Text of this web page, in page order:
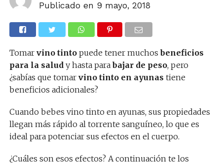
Publicado en 9 mayo, 2018
Tomar vino tintopuede tener muchosbeneficios
para la saludy hasta parabajar de peso, pero
¿sabías que tomarvino tinto en ayunas tiene
beneficios adicionales?
Cuando bebes vino tinto en ayunas, sus propiedades
llegan más rápido al torrente sanguíneo, lo que es
ideal para potenciar sus efectos en el cuerpo.
¿Cuáles son esos efectos? A continuación te los